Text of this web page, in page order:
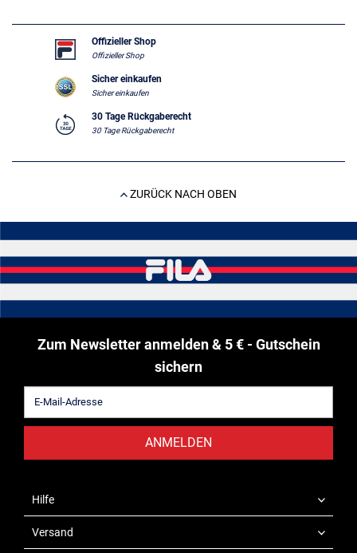
Offizieller Shop
Offizieller Shop
Sicher einkaufen
Sicher einkaufen
30 Tage Rückgaberecht
30 Tage Rückgaberecht
ZURÜCK NACH OBEN
Zum Newsletter anmelden & 5 € - Gutschein
sichern
ANMELDEN
Hilfe
Versand